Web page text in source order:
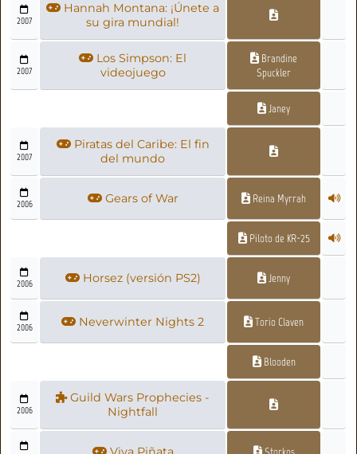
2007
Hannah Montana: ¡Únete a
su gira mundial!
2007
Los Simpson: El
videojuego
Brandine
Spuckler
Janey
2007
Piratas del Caribe: El fin
del mundo
2006 Gears of War Reina Myrrah
Piloto de KR-25
2006 Horsez (versión PS2) Jenny
2006 Neverwinter Nights 2 Torio Claven
Blooden
2006
Guild Wars Prophecies -
Nightfall